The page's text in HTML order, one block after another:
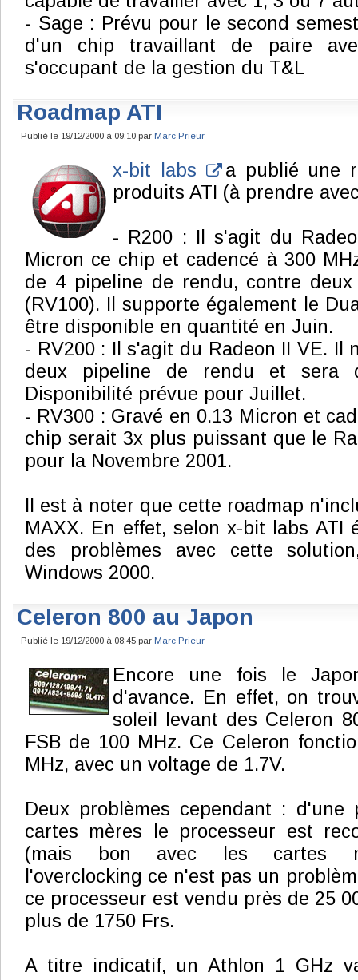
- Sage : Prévu pour le second
d'un chip travaillant de paire
s'occupant de la gestion du T&L
Roadmap ATI
Publié le 19/12/2000 à 09:10 par Marc Prieur
x-bit labs
a publié une
produits ATI (à prendre
- R200 : Il s'agit du
Micron ce chip et cadencé à 300
de 4 pipeline de rendu, contre
(RV100). Il supporte également le
être disponible en quantité en Juin.
- RV200 : Il s'agit du Radeon II VE. Il
deux pipeline de rendu et sera
Disponibilité prévue pour Juillet.
- RV300 : Gravé en 0.13 Micron et
chip serait 3x plus puissant que le
pour la Novembre 2001.
Il est à noter que cette roadmap
MAXX. En effet, selon x-bit labs ATI
des problèmes avec cette
Windows 2000.
Celeron 800 au Japon
Publié le 19/12/2000 à 08:45 par Marc Prieur
Encore une fois le
d'avance. En effet, on
soleil levant des Celeron
FSB de 100 MHz. Ce Celeron
MHz, avec un voltage de 1.7V.
Deux problèmes cependant : d'une
cartes mères le processeur est
(mais bon avec les cartes
l'overclocking ce n'est pas un
ce processeur est vendu près de 25
plus de 1750 Frs.
A titre indicatif, un Athlon 1 GHz